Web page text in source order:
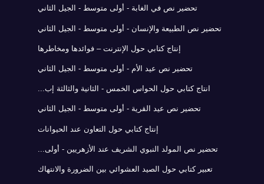
تحضير نص في الغابة - أولى متوسط - الجيل الثاني
تحضير نص الطبيعة والإنسان - أولى متوسط - الجيل الثاني
إنتاج كتابي حول الإنترنت – فوائدها ومخاطرها
تحضير نص عيد الأم - أولى متوسط - الجيل الثاني
انتاج كتابي حول الحواس الخمس - الثانية والثالثة إب...
تحضير نص عيد القرية - أولى متوسط - الجيل الثاني
إنتاج كتابي حول التعاون عند الحيوانات
تحضير نص المولد النبوي الشريف عند الأزهريين - أولى...
تعبير كتابي حول الصيد العشوائي بين الضرورة والانتهاك